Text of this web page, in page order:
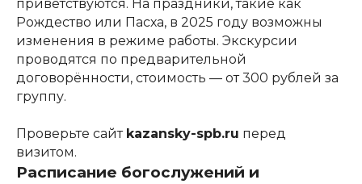
приветствуются. На праздники, такие как
Рождество или Пасха, в 2025 году возможны
изменения в режиме работы. Экскурсии
проводятся по предварительной
договорённости, стоимость — от 300 рублей за
группу.
Проверьте сайт kazansky-spb.ru перед
визитом.
Расписание богослужений и